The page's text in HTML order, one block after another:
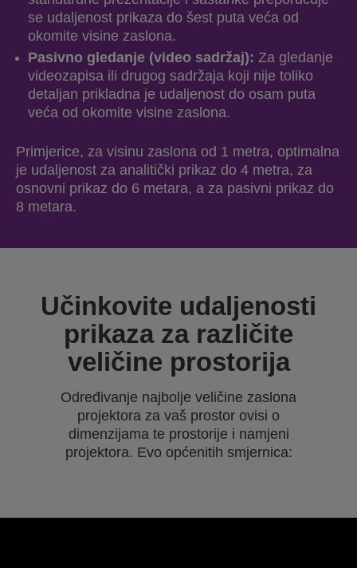
se udaljenost prikaza do šest puta veća od
okomite visine zaslona.
Pasivno gledanje (video sadržaj): Za gledanje
videozapisa ili drugog sadržaja koji nije toliko
detaljan prikladna je udaljenost do osam puta
veća od okomite visine zaslona.
Primjerice, za visinu zaslona od 1 metra, optimalna
je udaljenost za analitički prikaz do 4 metra, za
osnovni prikaz do 6 metara, a za pasivni prikaz do
8 metara.
Učinkovite udaljenosti
prikaza za različite
veličine prostorija
Određivanje najbolje veličine zaslona
projektora za vaš prostor ovisi o
dimenzijama te prostorije i namjeni
projektora. Evo općenitih smjernica: